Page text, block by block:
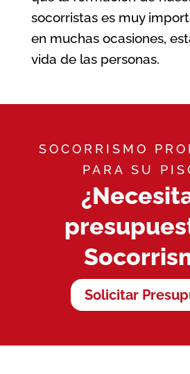
socorristas es muy
en muchas ocasiones,
vida de las personas.
SOCORRISMO
PARA SU
Solicitar